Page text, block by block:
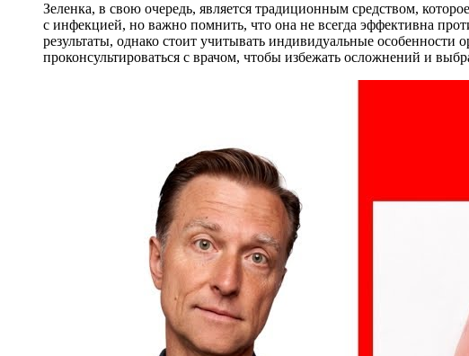
Зеленка, в свою очередь, является традиционным средством,
с инфекцией, но важно помнить, что она не всегда эффективна
результаты, однако стоит учитывать индивидуальные
проконсультироваться с врачом, чтобы избежать осложнений и